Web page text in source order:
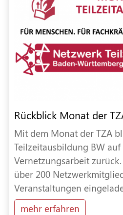
Rückblick Monat der
Mit dem Monat der TZA
Teilzeitausbildung BW auf
Vernetzungsarbeit
über 200
Veranstaltungen
mehr erfahren